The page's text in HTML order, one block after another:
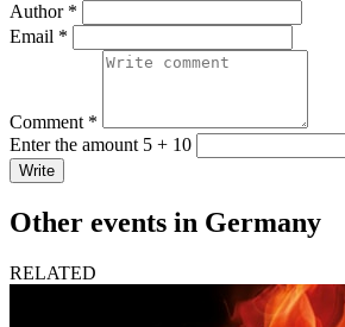
Author *
Email *
Comment *
Enter the amount 5 + 10
Write
Other events in Germany
RELATED